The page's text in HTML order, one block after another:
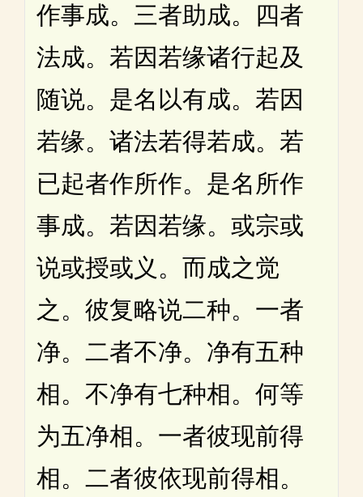
作事成。三者助成。四者
法成。若因若缘诸行起及
随说。是名以有成。若因
若缘。诸法若得若成。若
已起者作所作。是名所作
事成。若因若缘。或宗或
说或授或义。而成之觉
之。彼复略说二种。一者
净。二者不净。净有五种
相。不净有七种相。何等
为五净相。一者彼现前得
相。二者彼依现前得相。